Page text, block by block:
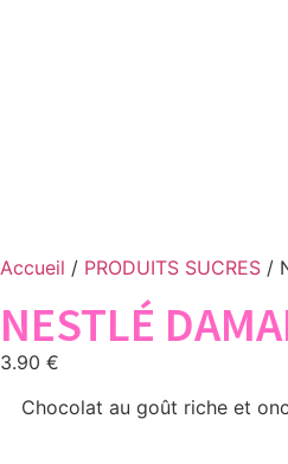
Accueil / PRODUITS SUCRES /
NESTLÉ
3.90 €
Chocolat au goût riche et